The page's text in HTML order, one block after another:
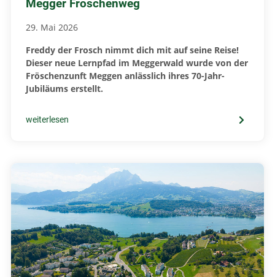
Megger Fröschenweg
29. Mai 2026
Freddy der Frosch nimmt dich mit auf seine Reise!
Dieser neue Lernpfad im Meggerwald wurde von der
Fröschenzunft Meggen anlässlich ihres 70-Jahr-
Jubiläums erstellt.
weiterlesen